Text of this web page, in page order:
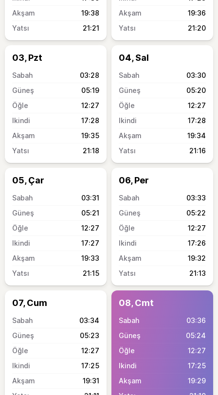
19:38
21:21
19:36
21:20
03, Pzt
03:28
05:19
12:27
17:28
19:35
21:18
04, Sal
03:30
05:20
12:27
17:28
19:34
21:16
05, Çar
03:31
05:21
12:27
17:27
19:33
21:15
06, Per
03:33
05:22
12:27
17:26
19:32
21:13
07, Cum
03:34
05:23
12:27
17:25
19:31
08, Cmt
03:36
05:24
12:27
17:25
19:29